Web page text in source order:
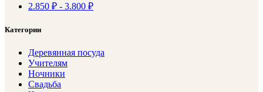
2.850 ₽ - 3.800 ₽
Категории
Деревянная посуда
Учителям
Ночники
Свадьба